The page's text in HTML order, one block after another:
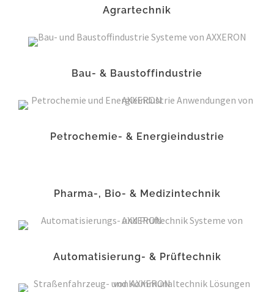
Agrartechnik
Bau- & Baustoffindustrie
Petrochemie- & Energieindustrie
Pharma-, Bio- & Medizintechnik
Automatisierung- & Prüftechnik